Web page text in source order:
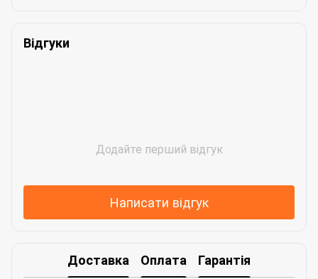
Відгуки
Додайте перший відгук
Написати відгук
Доставка Оплата Гарантія